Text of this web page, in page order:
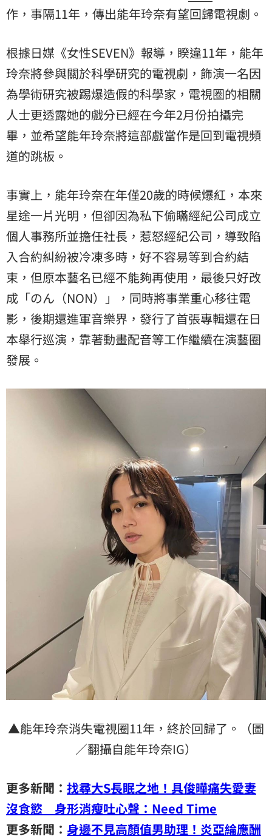
作，事隔11年，傳出能年玲奈有望回歸電視劇。
根據日媒《女性SEVEN》報導，睽違11年，能年
玲奈將參與關於科學研究的電視劇，飾演一名因
為學術研究被踢爆造假的科學家，電視圈的相關
人士更透露她的戲分已經在今年2月份拍攝完
畢，並希望能年玲奈將這部戲當作是回到電視頻
道的跳板。
事實上，能年玲奈在年僅20歲的時候爆紅，本來
星途一片光明，但卻因為私下偷瞞經紀公司成立
個人事務所並擔任社長，惹怒經紀公司，導致陷
入合約糾紛被冷凍多時，好不容易等到合約結
束，但原本藝名已經不能夠再使用，最後只好改
成「のん（NON）」，同時將事業重心移往電
影，後期還進軍音樂界，發行了首張專輯還在日
本舉行巡演，靠著動畫配音等工作繼續在演藝圈
發展。
▲能年玲奈消失電視圈11年，終於回歸了。（圖
／翻攝自能年玲奈IG）
更多新聞： 找尋大S長眠之地！具俊曄痛失愛妻
沒食慾 身形消瘦吐心聲：Need Time
更多新聞： 身邊不見高顏值男助理！炎亞綸應酬